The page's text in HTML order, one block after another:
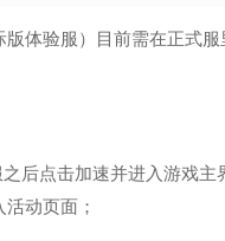
版体验服）目前需在正式
后点击加速并进入游戏主
动页面；